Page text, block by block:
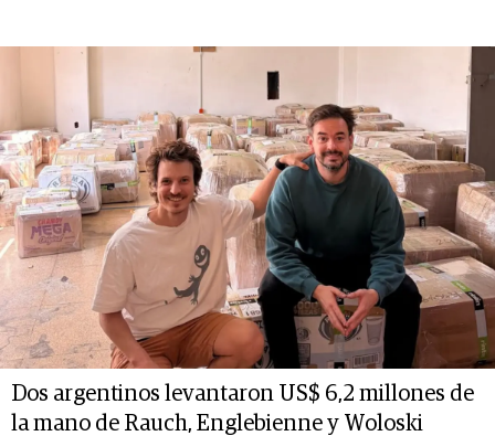
Dos argentinos levantaron US$ 6,2 millones de
la mano de Rauch, Englebienne y Woloski